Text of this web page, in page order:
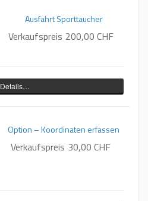
Ausfahrt Sporttaucher
Verkaufspreis 200,00 CHF
Details…
Option – Koordinaten erfassen
Verkaufspreis 30,00 CHF